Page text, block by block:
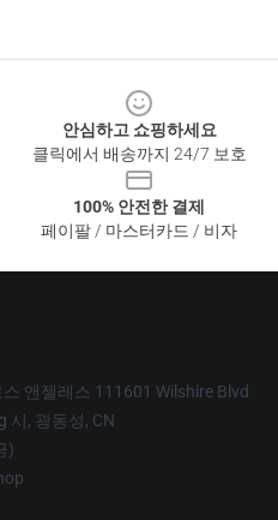
안심하고 쇼핑하세요
클릭에서 배송까지 24/7 보호
100% 안전한 결제
페이팔 / 마스터카드 / 비자
앤젤레스 111601 Wilshire Blvd
시, 광동성, CN
)